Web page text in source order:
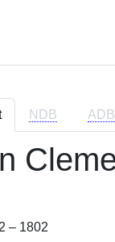
NDB ADB
– 1802